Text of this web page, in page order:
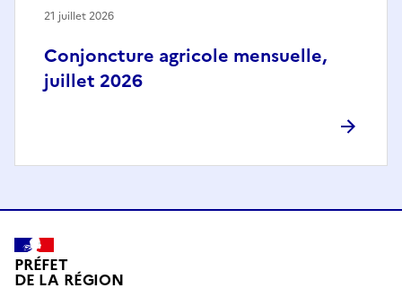
Conjoncture agricole mensuelle,
juillet 2026
21 juillet 2026
PRÉFET
DE LA RÉGION